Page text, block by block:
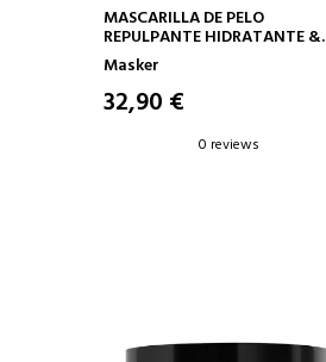
ADD TO CART
MASCARILLA DE PELO
REPULPANTE HIDRATANTE &
BRILLO HIGO DE BARBARIA
Masker
32,90 €
0 reviews